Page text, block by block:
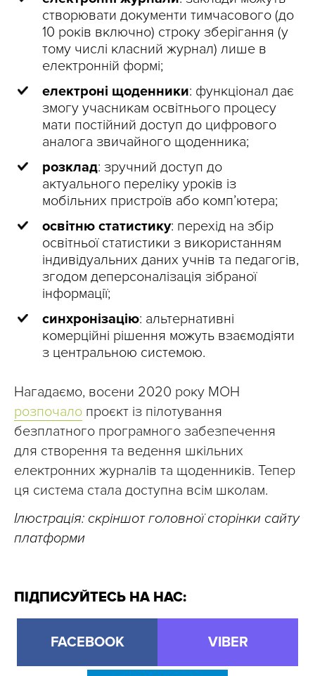
створювати документи тимчасового (до
10 років включно) строку зберігання (у
тому числі класний журнал) лише в
електронній формі;
електроні щоденники: функціонал дає
змогу учасникам освітнього процесу
мати постійний доступ до цифрового
аналога звичайного щоденника;
розклад: зручний доступ до
актуального переліку уроків із
мобільних пристроїв або комп’ютера;
освітню статистику: перехід на збір
освітньої статистики з використанням
індивідуальних даних учнів та педагогів,
згодом деперсоналізація зібраної
інформації;
синхронізацію: альтернативні
комерційні рішення можуть взаємодіяти
з центральною системою.
Нагадаємо, восени 2020 року МОН
розпочало проєкт із пілотування
безплатного програмного забезпечення
для створення та ведення шкільних
електронних журналів та щоденників. Тепер
ця система стала доступна всім школам.
Ілюстрація: скріншот головної сторінки сайту
платформи
ПІДПИСУЙТЕСЬ НА НАС:
FACEBOOK VIBER